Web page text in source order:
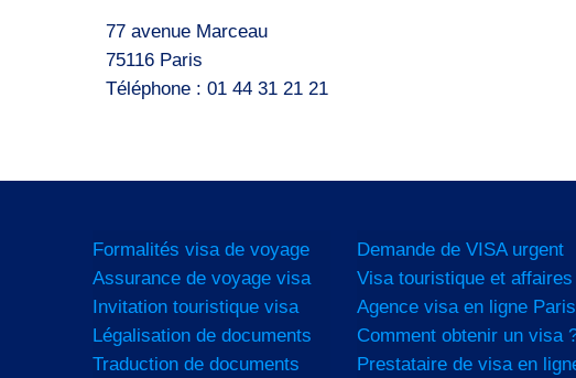
77 avenue Marceau
75116 Paris
Téléphone : 01 44 31 21 21
Formalités visa de voyage
Assurance de voyage visa
Invitation touristique visa
Légalisation de documents
Traduction de documents
Demande de VISA urgent
Visa touristique et affaires
Agence visa en ligne Paris
Comment obtenir un visa
Prestataire de visa en